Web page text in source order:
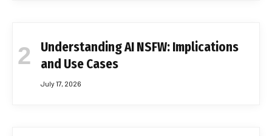
Understanding AI NSFW: Implications
and Use Cases
July 17, 2026